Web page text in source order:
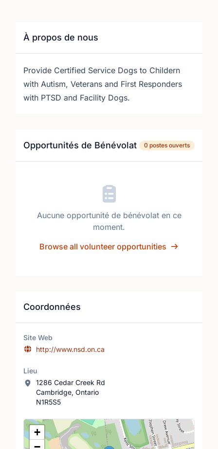
À propos de nous
Provide Certified Service Dogs to Childern
with Autism, Veterans and First Responders
with PTSD and Facility Dogs.
Opportunités de Bénévolat 0 postes ouverts
Aucune opportunité de bénévolat en ce
moment.
Browse all volunteer opportunities
Coordonnées
Site Web
http://www.nsd.on.ca
Lieu
1286 Cedar Creek Rd
Cambridge, Ontario
N1R5S5
Lieu
+
−